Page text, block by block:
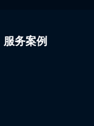
服务案例